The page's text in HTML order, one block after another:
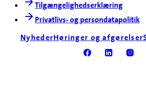
Tilgængelighedserklæring
Privatlivs- og persondatapolitik
NyhederHøringer og afgørelser